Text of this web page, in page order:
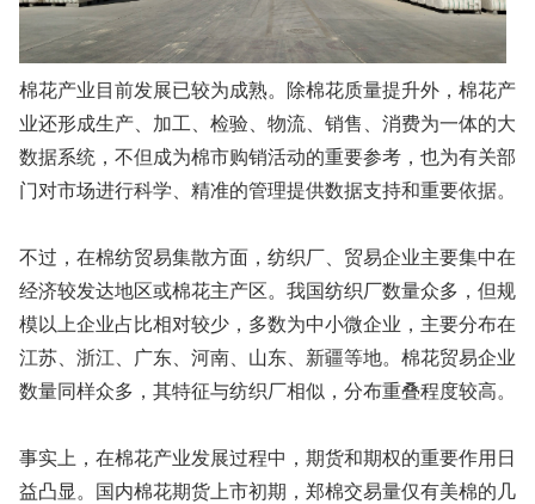
棉花产业目前发展已较为成熟。除棉花质量提升外，棉花产
业还形成生产、加工、检验、物流、销售、消费为一体的大
数据系统，不但成为棉市购销活动的重要参考，也为有关部
门对市场进行科学、精准的管理提供数据支持和重要依据。
不过，在棉纺贸易集散方面，纺织厂、贸易企业主要集中在
经济较发达地区或棉花主产区。我国纺织厂数量众多，但规
模以上企业占比相对较少，多数为中小微企业，主要分布在
江苏、浙江、广东、河南、山东、新疆等地。棉花贸易企业
数量同样众多，其特征与纺织厂相似，分布重叠程度较高。
事实上，在棉花产业发展过程中，期货和期权的重要作用日
益凸显。国内棉花期货上市初期，郑棉交易量仅有美棉的几